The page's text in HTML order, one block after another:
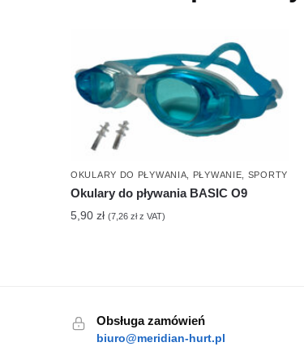
OKULARY DO PŁYWANIA PŁYWANIE SPORTY
Okulary do pływania BASIC O9
5,90zł (7,26złz VAT)
Obsługa zamówień
biuro@meridian-hurt.pl